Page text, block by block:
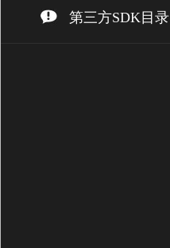
第三方SDK目录